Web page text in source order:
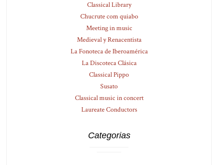
Classical Library
Chucrute com quiabo
Meeting in music
Medieval y Renacentista
La Fonoteca de Iberoamérica
La Discoteca Clásica
Classical Pippo
Susato
Classical music in concert
Laureate Conductors
Categorias